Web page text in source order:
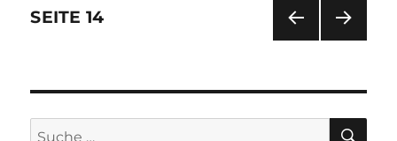
Beitrags-
SEIT
E
SEITE 14
E
Suche